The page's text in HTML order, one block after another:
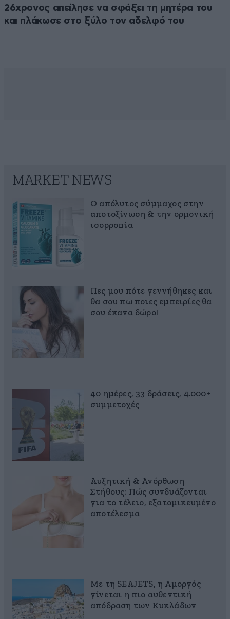
26χρονος απείλησε να σφάξει τη μητέρα του
και πλάκωσε στο ξύλο τον αδελφό του
MARKET NEWS
Ο απόλυτος σύμμαχος στην
αποτοξίνωση & την ορμονική
ισορροπία
Πες μου πότε γεννήθηκες και
θα σου πω ποιες εμπειρίες θα
σου έκανα δώρο!
40 ημέρες, 33 δράσεις, 4.000+
συμμετοχές
Αυξητική & Ανόρθωση
Στήθους: Πώς συνδυάζονται
για το τέλειο, εξατομικευμένο
αποτέλεσμα
Με τη SEAJETS, η Αμοργός
γίνεται η πιο αυθεντική
απόδραση των Κυκλάδων